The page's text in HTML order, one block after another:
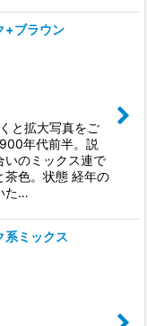
+ブラウン
と拡大写真をご
年代前半。説
いのミックス連で
茶色。状態 経年の
た…
ミックス